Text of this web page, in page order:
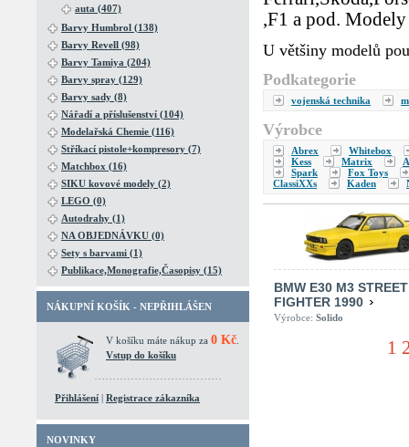
auta (407)
Barvy Humbrol (138)
Barvy Revell (98)
Barvy Tamiya (204)
Barvy spray (129)
Barvy sady (8)
Nářadí a příslušenství (104)
Modelařská Chemie (116)
Stříkací pistole+kompresory (7)
Matchbox (16)
SIKU kovové modely (2)
LEGO (0)
Autodrahy (1)
NA OBJEDNÁVKU (0)
Sety s barvami (1)
Publikace,Monografie,Časopisy (15)
NÁKUPNÍ KOŠÍK - NEPŘIHLÁŠEN
V košíku máte nákup za 0 Kč
Vstup do košíku
Přihlášení | Registrace zákazníka
NOVINKY
,F1 a pod.
U většiny modelů
Podkategorie
vojenská technika
Výrobce
Abrex
Whitebox
Kess
Matrix
Spark
Fox Toys
ClassiXXs
Kaden
BMW E30 M3 STREET
FIGHTER 1990
Výrobce: Solido
1